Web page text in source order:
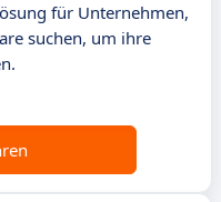
für Unternehmen,
suchen, um ihre